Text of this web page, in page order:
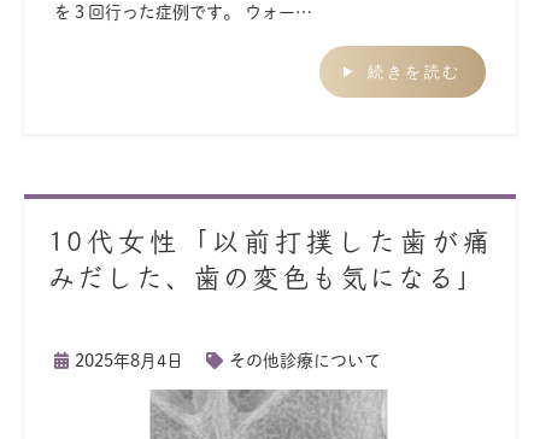
を３回行った症例です。 ウォー…
続きを読む
10代女性「以前打撲した歯が痛
みだした、歯の変色も気になる」
2025年8月4日 その他診療について